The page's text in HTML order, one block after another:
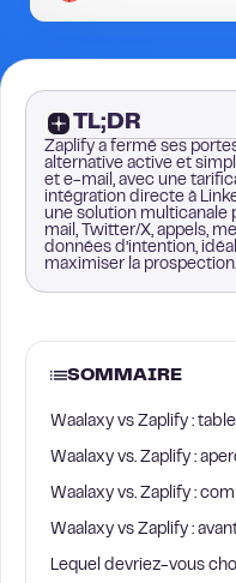
TL;DR
Zaplify a fermé ses
alternative active et
et e-mail, avec une
intégration directe à
une solution multicanale
mail, Twitter/X, appels,
données d’intention,
maximiser la prospection.
SOMMAIRE
Waalaxy vs Zaplify :
Waalaxy vs. Zaplify :
Waalaxy vs. Zaplify :
Waalaxy vs Zaplify :
Lequel devriez-vous